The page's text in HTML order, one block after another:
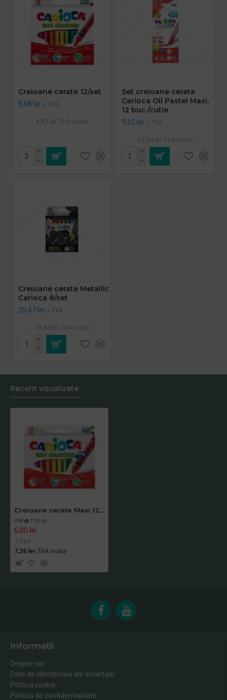
Creioane cerate 12/set
5,68 lei + TVA
6,87 lei TVA inclus
Set creioane cerate
Carioca Oil Pastel Maxi,
12 buc./cutie
9,62 lei + TVA
11,64 lei TVA inclus
Creioane cerate Metallic
Carioca 8/set
25,47 lei + TVA
30,82 lei TVA inclus
Recent vizualizate
Creioane cerate Maxi 12/set
PRP 7,50 lei
6,00 lei
+ TVA
7,26 lei TVA inclus
Informatii
Despre noi
Date de identificare ale societatii
Politica cookie
Politica de confidentialitate